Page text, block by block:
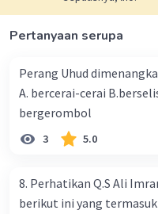
Hadis ini juga
mencoba
yang tidak dapat
Memikirkan Dzat
kesesatan dan
3) Menguatkan
merenungkan
dan keteraturan
kita lebih yakin
Pertanyaan serupa
Perang Uhud
A. bercerai-cerai B.berselisih C. berseteru D.
bergerombol
3 5.0
8. Perhatikan Q.S Ali
berikut ini yang